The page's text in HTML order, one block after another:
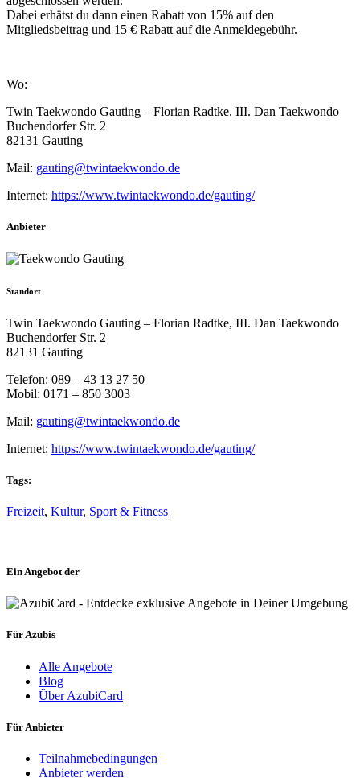
Dabei erhätst du dann einen Rabatt von 15% auf den
Mitgliedsbeitrag und 15 € Rabatt auf die Anmeldegebühr.
Wo:
Twin Taekwondo Gauting – Florian Radtke, III. Dan Taekwondo
Buchendorfer Str. 2
82131 Gauting
Mail: gauting@twintaekwondo.de
Internet: https://www.twintaekwondo.de/gauting/
Anbieter
Standort
Twin Taekwondo Gauting – Florian Radtke, III. Dan Taekwondo
Buchendorfer Str. 2
82131 Gauting
Telefon: 089 – 43 13 27 50
Mobil: 0171 – 850 3003
Mail: gauting@twintaekwondo.de
Internet: https://www.twintaekwondo.de/gauting/
Tags:
Freizeit, Kultur, Sport & Fitness
Ein Angebot der
Für Azubis
Alle Angebote
Blog
Über AzubiCard
Für Anbieter
Teilnahmebedingungen
Anbieter werden